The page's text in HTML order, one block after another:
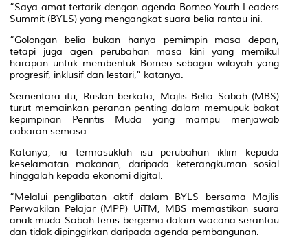
“Saya amat tertarik dengan agenda Borneo Youth Leaders
Summit (BYLS) yang mengangkat suara belia rantau ini.
“Golongan belia bukan hanya pemimpin masa depan,
tetapi juga agen perubahan masa kini yang memikul
harapan untuk membentuk Borneo sebagai wilayah yang
progresif, inklusif dan lestari,” katanya.
Sementara itu, Ruslan berkata, Majlis Belia Sabah (MBS)
turut memainkan peranan penting dalam memupuk bakat
kepimpinan Perintis Muda yang mampu menjawab
cabaran semasa.
Katanya, ia termasuklah isu perubahan iklim kepada
keselamatan makanan, daripada keterangkuman sosial
hinggalah kepada ekonomi digital.
“Melalui penglibatan aktif dalam BYLS bersama Majlis
Perwakilan Pelajar (MPP) UiTM, MBS memastikan suara
anak muda Sabah terus bergema dalam wacana serantau
dan tidak dipinggirkan daripada agenda pembangunan.